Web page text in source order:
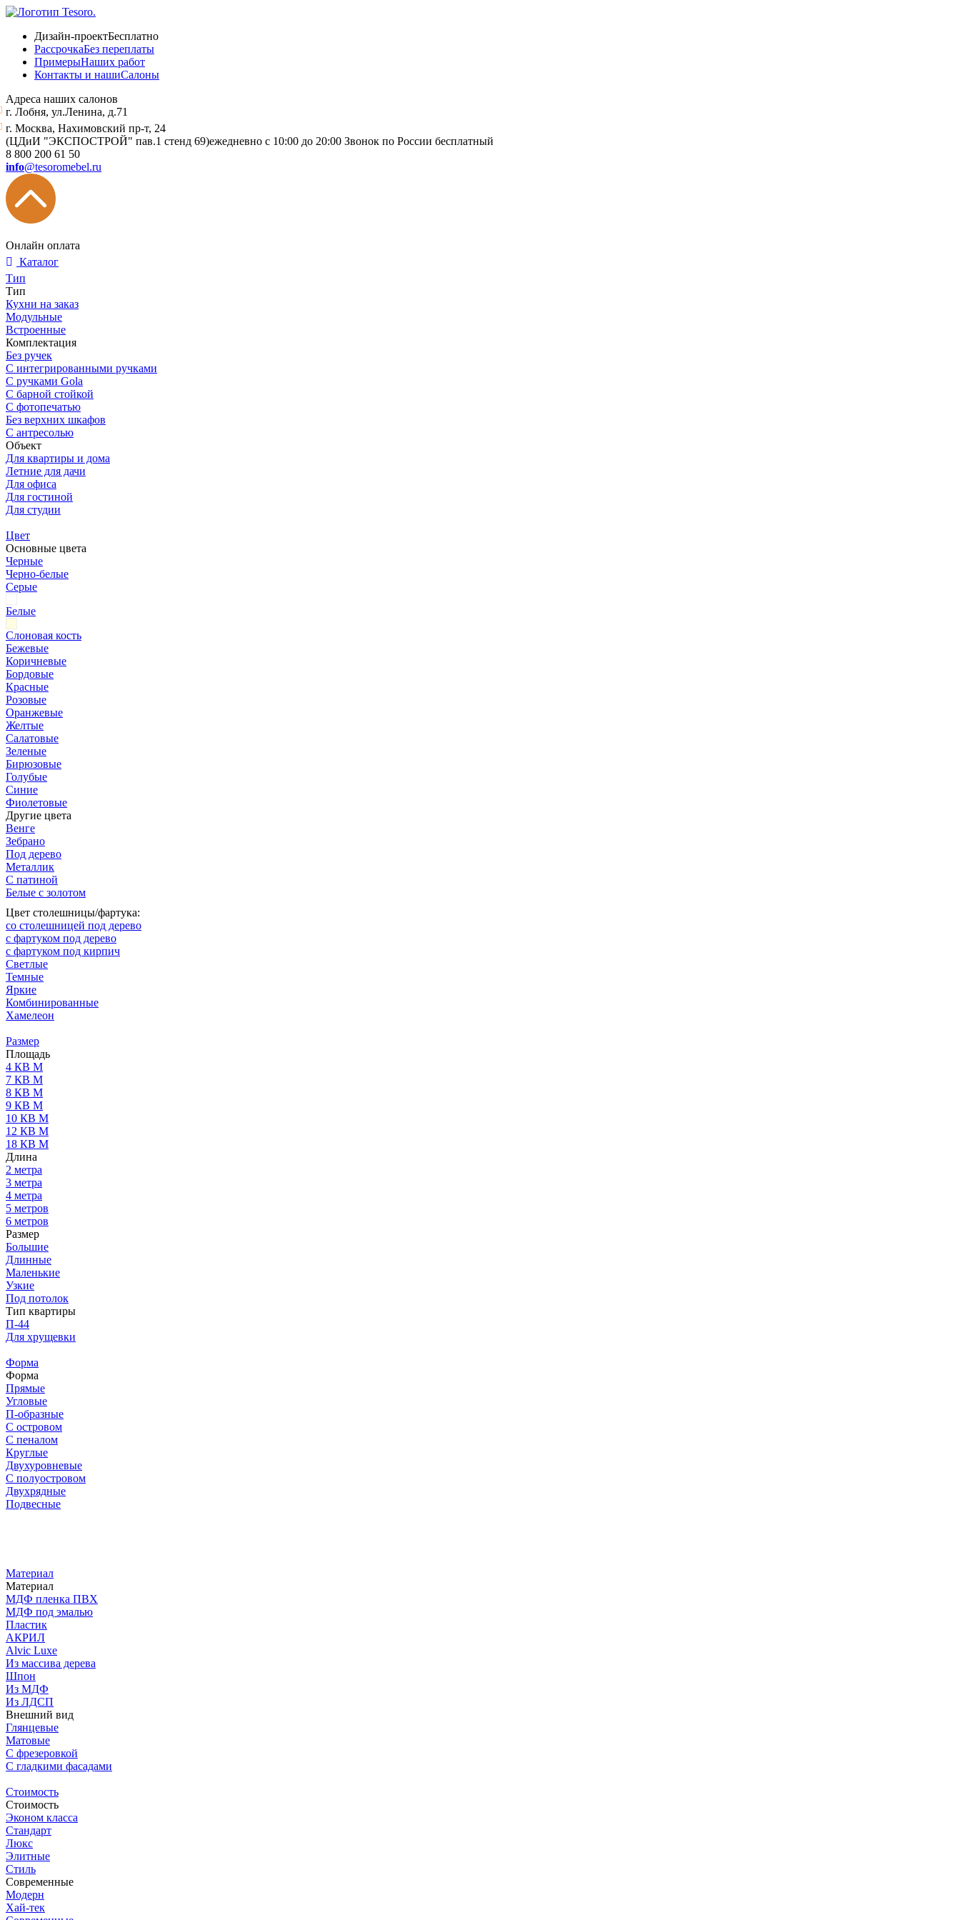
Дизайн-проектБесплатно
РассрочкаБез переплаты
ПримерыНаших работ
Контакты и нашиСалоны
Адреса наших салонов
г. Лобня, ул.Ленина, д.71
г. Москва, Нахимовский пр-т, 24
(ЦДиИ "ЭКСПОСТРОЙ" пав.1 стенд 69)ежедневно с 10:00 до 20:00 Звонок по России бесплатный
8 800 200 61 50
info@tesoromebel.ru
Онлайн оплата
Каталог
Тип
Тип
Кухни на заказ
Модульные
Встроенные
Комплектация
Без ручек
С интегрированными ручками
С ручками Gola
С барной стойкой
С фотопечатью
Без верхних шкафов
С антресолью
Объект
Для квартиры и дома
Летние для дачи
Для офиса
Для гостиной
Для студии
Цвет
Основные цвета
Черные
Черно-белые
Серые
Белые
Слоновая кость
Бежевые
Коричневые
Бордовые
Красные
Розовые
Оранжевые
Желтые
Салатовые
Зеленые
Бирюзовые
Голубые
Синие
Фиолетовые
Другие цвета
Венге
Зебрано
Под дерево
Металлик
С патиной
Белые с золотом
Цвет столешницы/фартука:
со столешницей под дерево
с фартуком под дерево
с фартуком под кирпич
Светлые
Темные
Яркие
Комбинированные
Хамелеон
Размер
Площадь
4 КВ М
7 КВ М
8 КВ М
9 КВ М
10 КВ М
12 КВ М
18 КВ М
Длина
2 метра
3 метра
4 метра
5 метров
6 метров
Размер
Большие
Длинные
Маленькие
Узкие
Под потолок
Тип квартиры
П-44
Для хрущевки
Форма
Форма
Прямые
Угловые
П-образные
С островом
С пеналом
Круглые
Двухуровневые
С полуостровом
Двухрядные
Подвесные
Материал
Материал
МДФ пленка ПВХ
МДФ под эмалью
Пластик
АКРИЛ
Alvic Luxe
Из массива дерева
Шпон
Из МДФ
Из ЛДСП
Внешний вид
Глянцевые
Матовые
С фрезеровкой
C гладкими фасадами
Стоимость
Стоимость
Эконом класса
Стандарт
Люкс
Элитные
Стиль
Современные
Модерн
Хай-тек